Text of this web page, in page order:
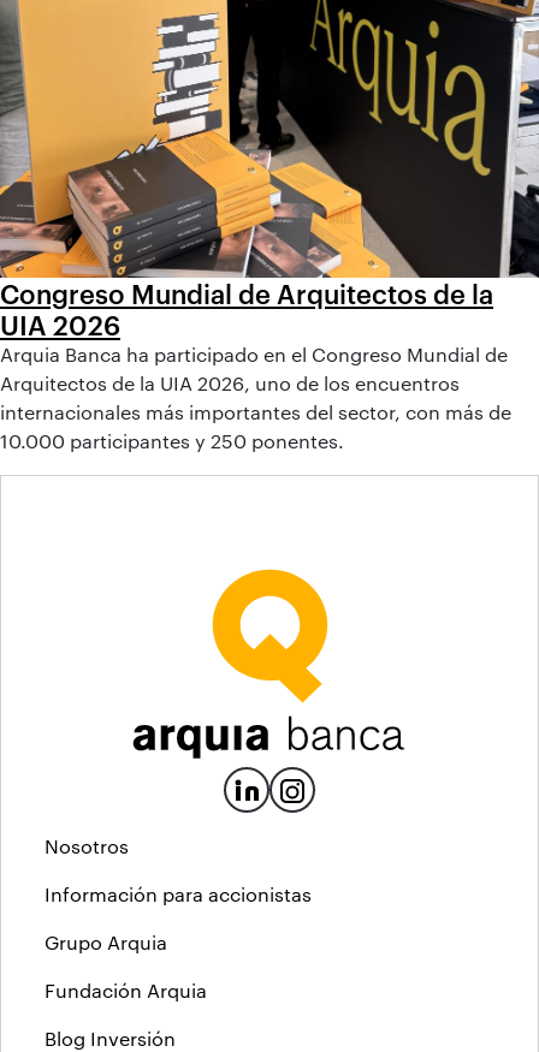
Congreso Mundial de Arquitectos de la
UIA 2026
Arquia Banca ha participado en el Congreso Mundial de
Arquitectos de la UIA 2026, uno de los encuentros
internacionales más importantes del sector, con más de
10.000 participantes y 250 ponentes.
Nosotros
Información para accionistas
Grupo Arquia
Fundación Arquia
Blog Inversión